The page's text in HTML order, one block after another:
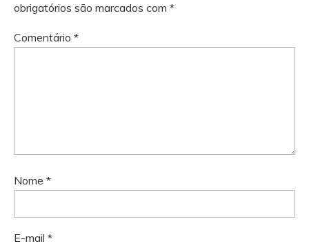
obrigatórios são marcados com *
Comentário *
Nome *
E-mail *